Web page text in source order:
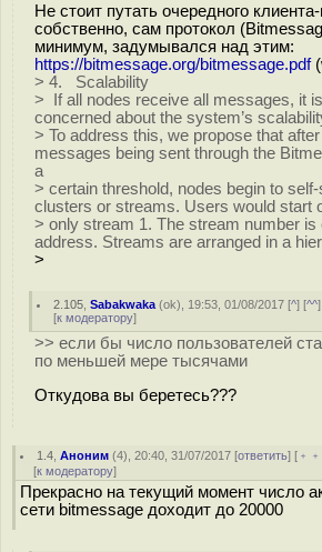
Не стоит путать очередного
собственно, cам протокол
минимум, задумывался над этим:
https://bitmessage.org/bitmessage.pdf
> 4. Scalability
> If all nodes receive all messages, it
concerned about the system’s
> To address this, we propose that
messages being sent through the
a
> certain threshold, nodes begin to
clusters or streams. Users would start
> only stream 1. The stream number is
address. Streams are arranged in a
>
2.105 ,Sabakwaka (ok), 19:53, 01/08/2017 [^] [^^
[к модератору]
>> если бы число пользователей
по меньшей мере тысячами
Откудова вы беретесь???
1.4 ,Аноним (4), 20:40, 31/07/2017 [ответить] [
[к модератору]
Прекрасно на текущий момент число
сети bitmessage доходит до 20000